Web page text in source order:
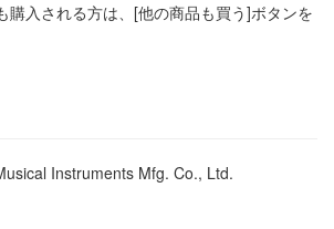
購入される方は、[他の商品も買う]ボタンを
Instruments Mfg. Co., Ltd.